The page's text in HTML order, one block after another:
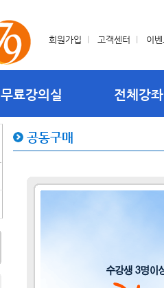
회원가입 고객센터 이
무료강의실 전체강좌
공동구매